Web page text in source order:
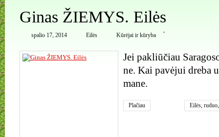
Ginas ŽIEMYS. Eilės
spalio 17, 2014 Eilės
,
Kūrėjai ir kūryba
Jei pakliūčiau
ne. Kai pavėjui dreba
mane.
Plačiau Eilės, ruduo